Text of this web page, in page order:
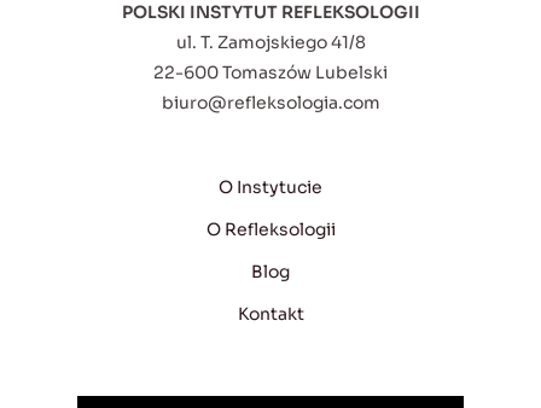
POLSKI INSTYTUT REFLEKSOLOGII
ul. T. Zamojskiego 41/8
22-600 Tomaszów Lubelski
biuro@refleksologia.com
O Instytucie
O Refleksologii
Blog
Kontakt